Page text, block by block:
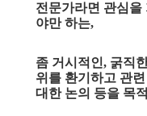
전문가라면 관심을
야만 하는,
좀 거시적인, 굵직
위를 환기하고 관
대한 논의 등을 목